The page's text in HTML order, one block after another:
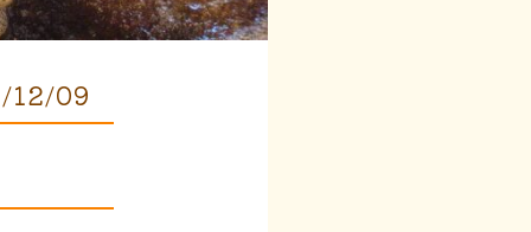
12/09